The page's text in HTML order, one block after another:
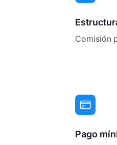
Comisión
Pago